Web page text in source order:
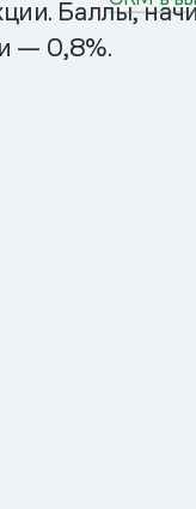
Баллы,
— 0,8%.